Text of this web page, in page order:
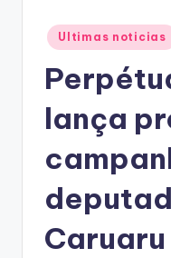
Posted
in
Ultimas noticias
lança